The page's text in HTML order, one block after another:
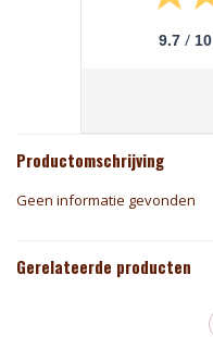
9.7 / 10
Productomschrijving
Geen informatie gevonden
Gerelateerde producten